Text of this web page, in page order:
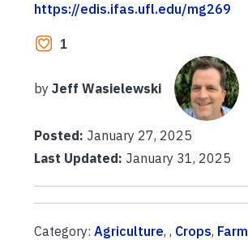
https://edis.ifas.ufl.edu/mg269
1
by Jeff Wasielewski
Posted: January 27, 2025
Last Updated: January 31, 2025
Category: Agriculture, , Crops, Farm